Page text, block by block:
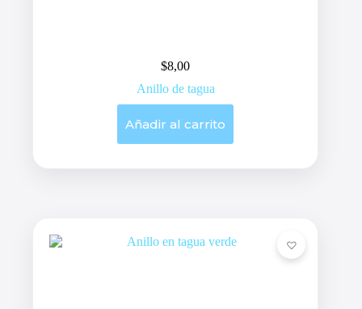
$8,00
Anillo de tagua
Añadir al carrito